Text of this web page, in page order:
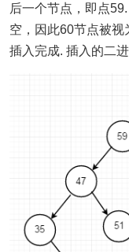
后一个节点，即点
空，因此60节点被视
插入完成. 插入的二